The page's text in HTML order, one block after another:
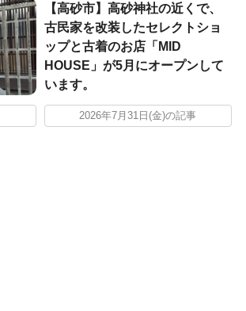
【高砂市】高砂神社の近くで、
古民家を改装したセレクトショ
ップと古着のお店「MID
HOUSE」が5月にオープンして
います。
2026年7月31日(金)の記事